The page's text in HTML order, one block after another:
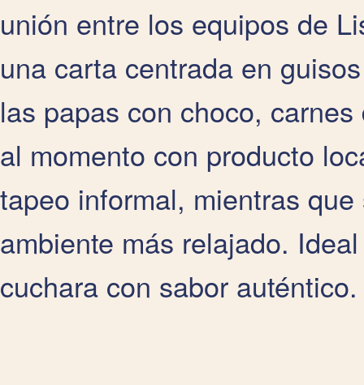
unión entre los equipos de
una carta centrada en
las papas con choco,
al momento con producto
tapeo informal, mientras
ambiente más relajado.
cuchara con sabor auténtico.